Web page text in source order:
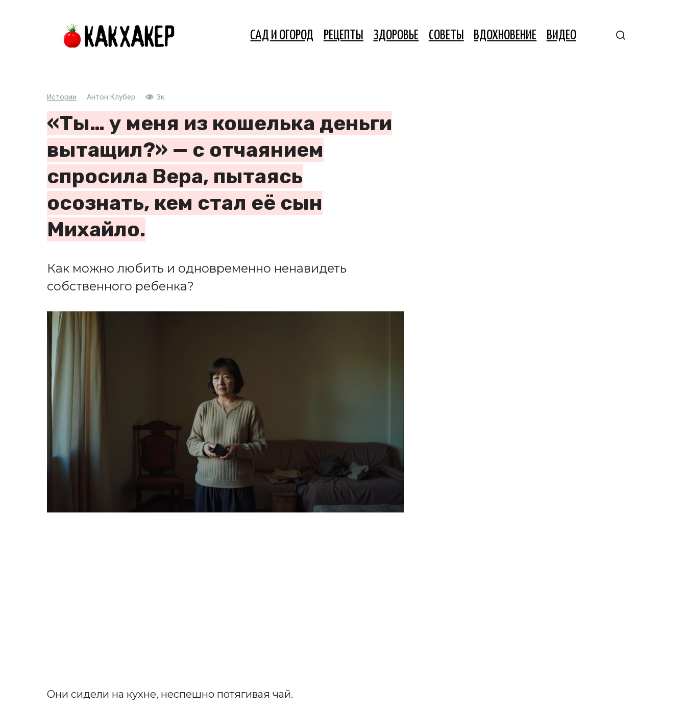
САД И ОГОРОД РЕЦЕПТЫ ЗДОРОВЬЕ СОВЕТЫ ВДОХНОВЕНИЕ ВИДЕО
Истории Антон Клубер 3к.
«Ты… у меня из кошелька деньги
вытащил?» — с отчаянием
спросила Вера, пытаясь
осознать, кем стал её сын
Михайло.
Как можно любить и одновременно ненавидеть
собственного ребенка?
Они сидели на кухне, неспешно потягивая чай.